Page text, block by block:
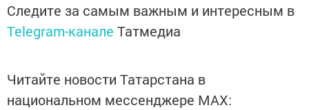
Следите за самым важным и интересным в
Telegram-канале Татмедиа
Читайте новости Татарстана в
национальном мессенджере MАХ: